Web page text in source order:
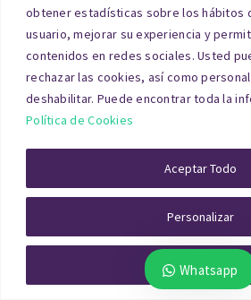
obtener estadísticas sobre los hábitos
usuario, mejorar su experiencia y
contenidos en redes sociales. Usted
rechazar las cookies, así como
deshabilitar. Puede encontrar toda la
Política de Cookies
Personalizar
Rechazar Todo
Aceptar Todo
realidad económica de la
contamos con una amplia
realización de informes de
con fines contables.
Un informe de este tipo
exhaustivo que tenga en
precio medio por metro
tipología del inmueble y la
valoración más adecuada.
técnicas reconocidas por el
Whatsapp